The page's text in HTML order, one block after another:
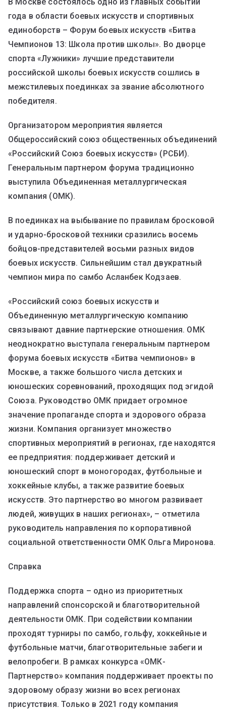
года в области боевых искусств и спортивных
единоборств – Форум боевых искусств «Битва
Чемпионов 13: Школа против школы». Во дворце
спорта «Лужники» лучшие представители
российской школы боевых искусств сошлись в
межстилевых поединках за звание абсолютного
победителя.
Организатором мероприятия является
Общероссийский союз общественных объединений
«Российский Союз боевых искусств» (РСБИ).
Генеральным партнером форума традиционно
выступила Объединенная металлургическая
компания (ОМК).
В поединках на выбывание по правилам бросковой
и ударно-бросковой техники сразились восемь
бойцов-представителей восьми разных видов
боевых искусств. Сильнейшим стал двукратный
чемпион мира по самбо Асланбек Кодзаев.
«Российский союз боевых искусств и
Объединенную металлургическую компанию
связывают давние партнерские отношения. ОМК
неоднократно выступала генеральным партнером
форума боевых искусств «Битва чемпионов» в
Москве, а также большого числа детских и
юношеских соревнований, проходящих под эгидой
Союза. Руководство ОМК придает огромное
значение пропаганде спорта и здорового образа
жизни. Компания организует множество
спортивных мероприятий в регионах, где находятся
ее предприятия: поддерживает детский и
юношеский спорт в моногородах, футбольные и
хоккейные клубы, а также развитие боевых
искусств. Это партнерство во многом развивает
людей, живущих в наших регионах», – отметила
руководитель направления по корпоративной
социальной ответственности ОМК Ольга Миронова.
Справка
Поддержка спорта – одно из приоритетных
направлений спонсорской и благотворительной
деятельности ОМК. При содействии компании
проходят турниры по самбо, гольфу, хоккейные и
футбольные матчи, благотворительные забеги и
велопробеги. В рамках конкурса «ОМК-
Партнерство» компания поддерживает проекты по
здоровому образу жизни во всех регионах
присутствия. Только в 2021 году компания